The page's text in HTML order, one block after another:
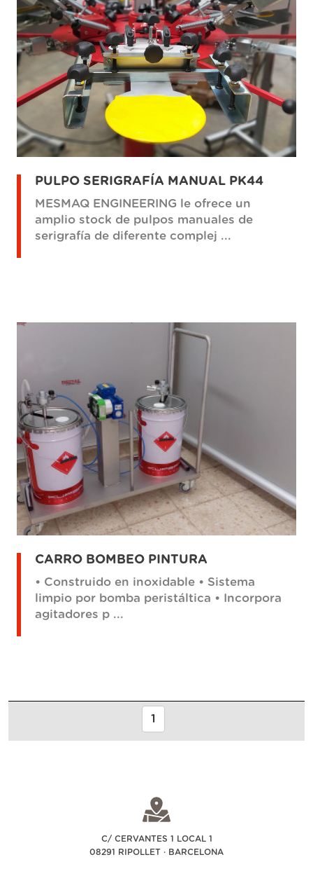
PULPO SERIGRAFÍA MANUAL PK44
MESMAQ ENGINEERING le ofrece un
amplio stock de pulpos manuales de
serigrafía de diferente complej ...
CARRO BOMBEO PINTURA
• Construido en inoxidable • Sistema
limpio por bomba peristáltica • Incorpora
agitadores p ...
1
C/ CERVANTES 1 LOCAL 1
08291 RIPOLLET · BARCELONA